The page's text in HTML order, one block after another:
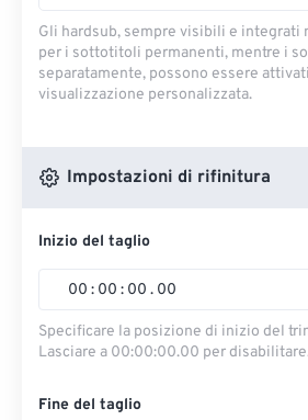
Gli hardsub, sempre visibili e integrati
per i sottotitoli permanenti, mentre i
separatamente, possono essere
visualizzazione personalizzata.
Impostazioni di rifinitura
Inizio del taglio
00 : 00 : 00 . 00
Specificare la posizione di inizio del
Lasciare a 00:00:00.00 per
Fine del taglio